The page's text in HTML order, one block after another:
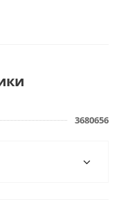
3680656